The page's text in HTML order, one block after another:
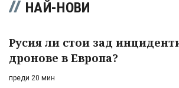
НАЙ-НОВИ
Русия ли стои зад
дронове в Европа?
преди 20 мин